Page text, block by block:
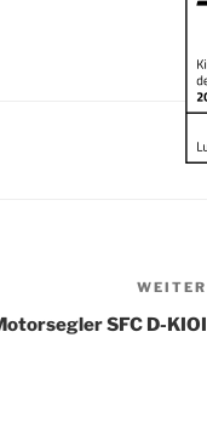
WEITER
SFC D-KIOI